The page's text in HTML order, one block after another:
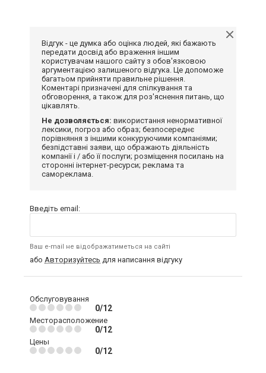
Відгук - це думка або оцінка людей, які бажають
передати досвід або враження іншим
користувачам нашого сайту з обов'язковою
аргументацією залишеного відгука. Це допоможе
багатьом прийняти правильне рішення.
Коментарі призначені для спілкування та
обговорення, а також для роз'яснення питань, що
цікавлять.
Не дозволяється: використання ненормативної
лексики, погроз або образ; безпосереднє
порівняння з іншими конкуруючими компаніями;
безпідставні заяви, що ображають діяльність
компанії і / або її послуги; розміщення посилань на
сторонні інтернет-ресурси; реклама та
самореклама.
Введіть email:
Ваш e-mail не відображатиметься на сайті
або Авторизуйтесь для написання відгуку
Обслуговування
0/12
Месторасположение
0/12
Цены
0/12